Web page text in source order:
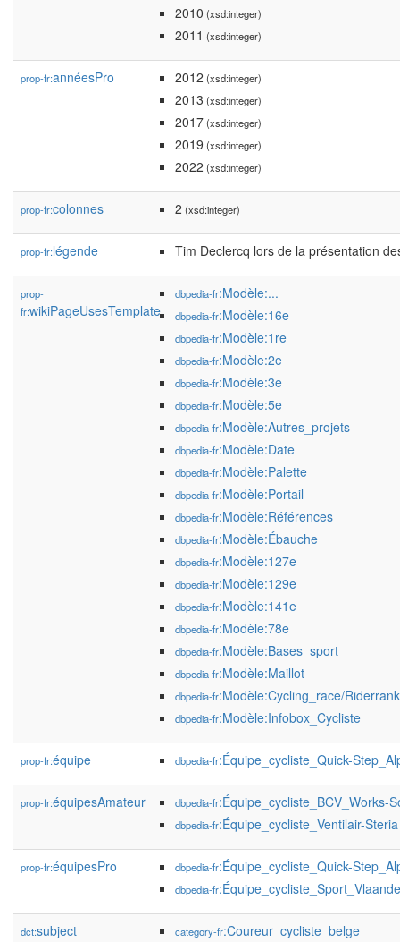
2010 (xsd:integer)
2011 (xsd:integer)
prop-fr:annéesPro 2012 (xsd:integer)
2013 (xsd:integer)
2017(xsd:integer)
2019 (xsd:integer)
2022 (xsd:integer)
prop-fr:colonnes 2 (xsd:integer)
prop-fr:légende Tim Declercq lors de la présentation
prop-
fr:wikiPageUsesTemplate
dbpedia-fr:Modèle:...
dbpedia-fr:Modèle:16e
dbpedia-fr:Modèle:1re
dbpedia-fr:Modèle:2e
dbpedia-fr:Modèle:3e
dbpedia-fr:Modèle:5e
dbpedia-fr:Modèle:Autres_projets
dbpedia-fr:Modèle:Date
dbpedia-fr:Modèle:Palette
dbpedia-fr:Modèle:Portail
dbpedia-fr:Modèle:Références
dbpedia-fr:Modèle:Ébauche
dbpedia-fr:Modèle:127e
dbpedia-fr:Modèle:129e
dbpedia-fr:Modèle:141e
dbpedia-fr:Modèle:78e
dbpedia-fr:Modèle:Bases_sport
dbpedia-fr:Modèle:Maillot
dbpedia-fr:Modèle:Cycling_race/
dbpedia-fr:Modèle:Infobox_Cycliste
prop-fr:équipe dbpedia-fr:Équipe_cycliste_Quick-
prop-fr:équipesAmateur dbpedia-fr:Équipe_cycliste_BCV_Works-
dbpedia-fr:Équipe_cycliste_Ventilair-Steria
prop-fr:équipesPro dbpedia-fr:Équipe_cycliste_Quick-
dbpedia-fr
dct:subject category-fr:Coureur_cycliste_belge